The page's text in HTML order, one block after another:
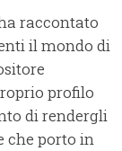
raccontato
il mondo di
profilo
di rendergli
che porto in